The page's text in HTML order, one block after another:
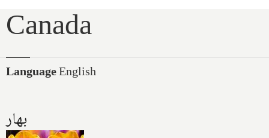
Canada
LanguageEnglish
بهار